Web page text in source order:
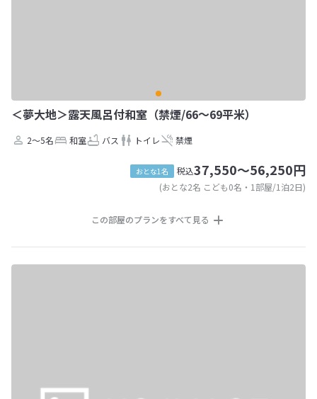
＜夢大地＞露天風呂付和室（禁煙/66～69平米）
2～5名 和室 バス トイレ 禁煙
おとな1名 税込37,550～56,250円
(おとな2名 こども0名・1部屋/1泊2日)
この部屋のプランをすべて見る